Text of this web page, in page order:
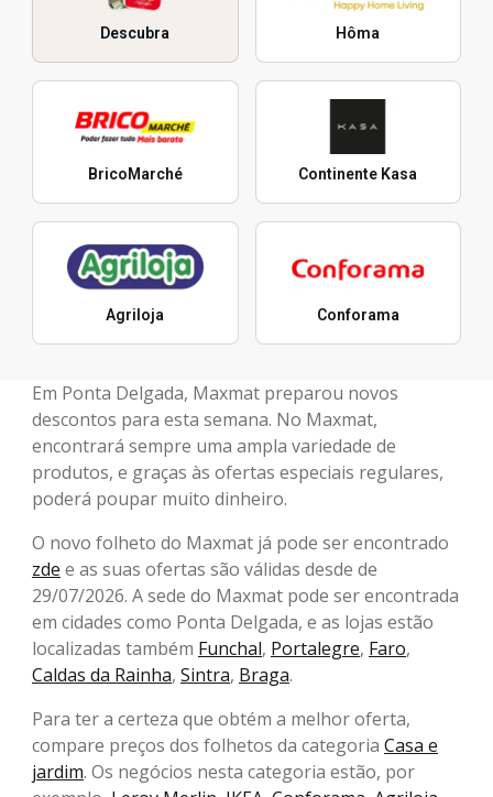
Descubra Hôma
BricoMarché Continente Kasa
Agriloja Conforama
Em Ponta Delgada, Maxmat preparou novos
descontos para esta semana. No Maxmat,
encontrará sempre uma ampla variedade de
produtos, e graças às ofertas especiais regulares,
poderá poupar muito dinheiro.
O novo folheto do Maxmat já pode ser encontrado
zde e as suas ofertas são válidas desde de
29/07/2026. A sede do Maxmat pode ser encontrada
em cidades como Ponta Delgada, e as lojas estão
localizadas também Funchal, Portalegre, Faro,
Caldas da Rainha, Sintra, Braga.
Para ter a certeza que obtém a melhor oferta,
compare preços dos folhetos da categoria Casa e
jardim. Os negócios nesta categoria estão, por